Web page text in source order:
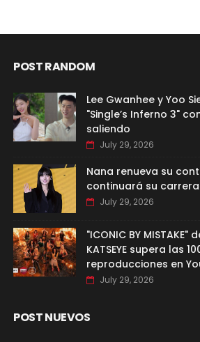
POST RANDOM
Lee Gwanhee y Yoo
"Single’s Inferno 3"
saliendo
July 29, 2026
Nana renueva su
continuará su
July 29, 2026
"ICONIC BY MISTAKE"
KATSEYE supera las
reproducciones en
July 29, 2026
POST NUEVOS